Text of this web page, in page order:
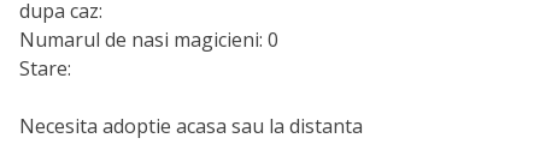
dupa caz:
Numarul de nasi magicieni: 0
Stare:
Necesita adoptie acasa sau la distanta